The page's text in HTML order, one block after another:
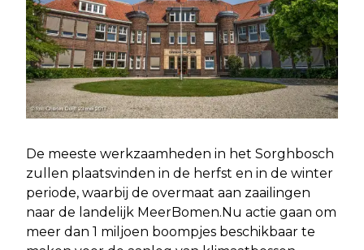
De meeste werkzaamheden in het Sorghbosch
zullen plaatsvinden in de herfst en in de winter
periode, waarbij de overmaat aan zaailingen
naar de landelijk MeerBomen.Nu actie gaan om
meer dan 1 miljoen boompjes beschikbaar te